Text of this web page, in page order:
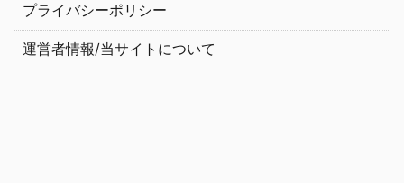
プライバシーポリシー
運営者情報/当サイトについて